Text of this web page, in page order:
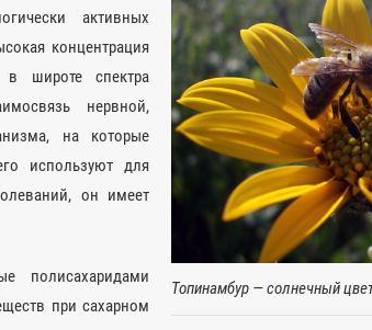
Топинамбур — солнечный
активных
концентрация
в широте спектра
нервной,
на которые
используют для
он имеет
полисахаридами
при сахарном